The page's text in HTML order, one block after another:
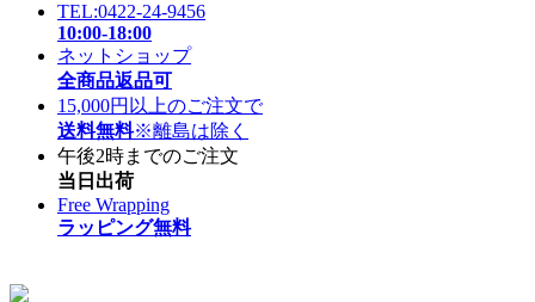
TEL:0422-24-9456
10:00-18:00
ネットショップ
全商品返品可
15,000円以上のご注文で
送料無料※離島は除く
午後2時までのご注文
当日出荷
Free Wrapping
ラッピング無料